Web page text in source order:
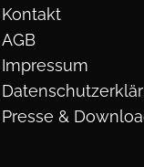
Kontakt
AGB
Impressum
Presse &